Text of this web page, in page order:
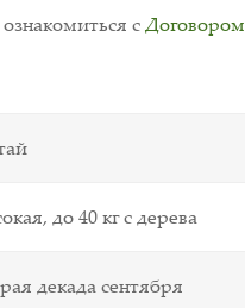
с
до 40 кг с дерева
декада сентября